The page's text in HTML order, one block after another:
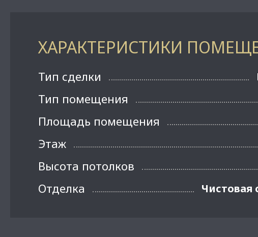
ХАРАКТЕРИСТИКИ
Тип сделки
Тип помещения
Площадь помещения
Этаж
Высота потолков
Отделка Чистовая